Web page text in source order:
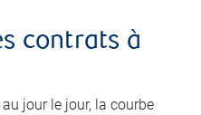
contrats à
jour le jour, la courbe